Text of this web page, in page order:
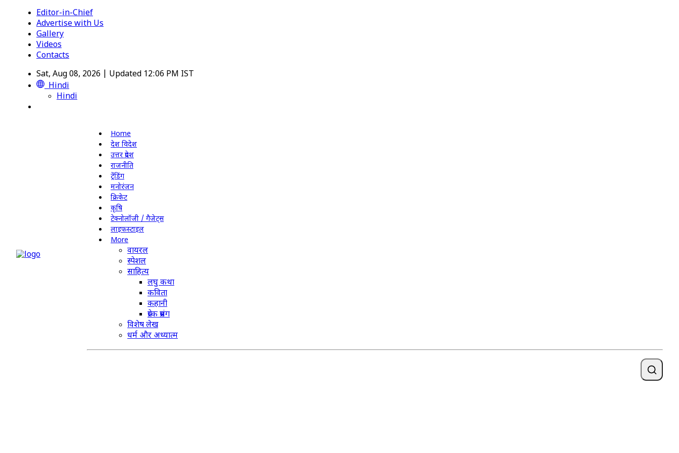
Editor-in-Chief
Advertise with Us
Gallery
Videos
Contacts
Sat, Aug 08, 2026 | Updated 12:06 PM IST
Hindi
Hindi
Home
देश विदेश
उत्तर प्रदेश
राजनीति
ट्रेंडिंग
मनोरंजन
क्रिकेट
कृषि
टेक्नोलॉजी / गैजेट्स
लाइफस्टाइल
More
वायरल
स्पेशल
साहित्य
लघु कथा
कविता
कहानी
प्रेरक प्रसंग
विशेष लेख
धर्म और अध्यात्म